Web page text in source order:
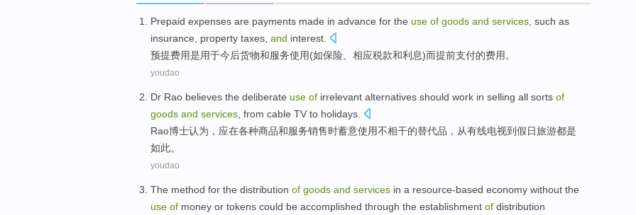
Prepaid expenses are payments made in advance for the use of goods and services such as
insurance
property taxes and interest
预提费用是用于今后货物和服务使用(如保险 、相应税款和利息)而提前支付的费用。
youdao
Dr Rao believes the deliberate use of irrelevant alternatives should work in selling all sorts of
goods and services from cable TV to holidays
Rao博士认为 ， 应在各种商品和服务销售时蓄意使用不相干的替代品 ， 从有线电视到假日旅游都是
如此。
youdao
The method for the distribution of goods and services in a resource-based economy without the
use of money or tokens could be accomplished through the establishment of distribution